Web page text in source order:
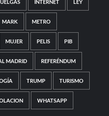
INTERNET LEY
MARK METRO
MUJER PELIS PIB
MADRID REFERÉNDUM
TRUMP TURISMO
WHATSAPP